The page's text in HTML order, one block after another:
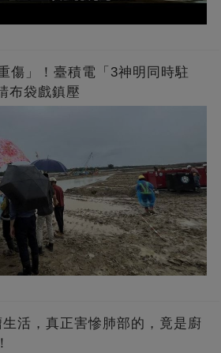
傷」！臺積電「3神明同時駐
布袋戲鎮壓
活，真正害慘肺部的，竟是廚